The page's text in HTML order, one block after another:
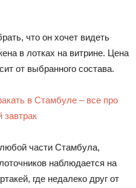
что он хочет видеть
в лотках на витрине. Цена
от выбранного состава.
в Стамбуле – все про
завтрак
части Стамбула,
наблюдается на
где недалеко друг от